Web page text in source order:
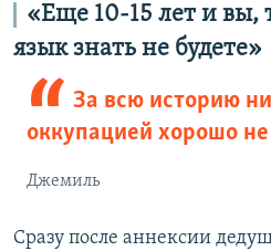
«Еще 10-15 лет и вы,
язык знать не будете»
За всю историю
оккупацией хорошо
Джемиль
Сразу после аннексии